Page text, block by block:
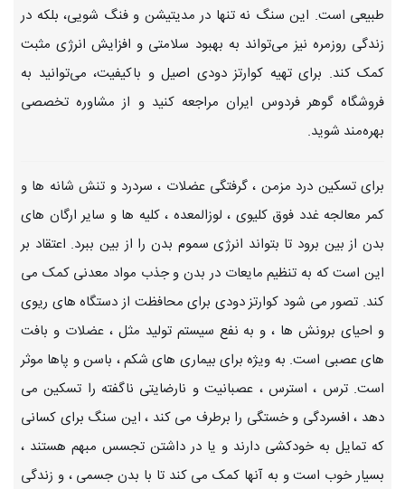
طبیعی است. این سنگ نه تنها در مدیتیشن و فنگ شویی، بلکه در
زندگی روزمره نیز می‌تواند به بهبود سلامتی و افزایش انرژی مثبت
کمک کند. برای تهیه کوارتز دودی اصیل و باکیفیت، می‌توانید به
فروشگاه گوهر فردوس ایران مراجعه کنید و از مشاوره تخصصی
بهره‌مند شوید.
برای تسکین درد مزمن ، گرفتگی عضلات ، سردرد و تنش شانه ها و
کمر معالجه غدد فوق کلیوی ، لوزالمعده ، کلیه ها و سایر ارگان های
بدن از بین برود تا بتواند انرژی سموم بدن را از بین ببرد. اعتقاد بر
این است که به تنظیم مایعات در بدن و جذب مواد معدنی کمک می
کند. تصور می شود کوارتز دودی برای محافظت از دستگاه های ریوی
و احیای برونش ها ، و به نفع سیستم تولید مثل ، عضلات و بافت
های عصبی است. به ویژه برای بیماری های شکم ، باسن و پاها موثر
است. ترس ، استرس ، عصبانیت و نارضایتی ناگفته را تسکین می
دهد ، افسردگی و خستگی را برطرف می کند ، این سنگ برای کسانی
که تمایل به خودکشی دارند و یا در داشتن تجسس مبهم هستند ،
بسیار خوب است و به آنها کمک می کند تا با بدن جسمی ، و زندگی